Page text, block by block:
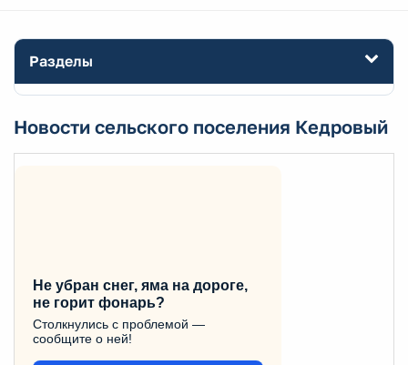
Разделы
Новости сельского поселения Кедровый
Не убран снег, яма на дороге,
не горит фонарь?
Столкнулись с проблемой —
сообщите о ней!